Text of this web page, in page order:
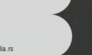
putovanja i
jasnim detaljima i
novim sistemom
sa društvom, u